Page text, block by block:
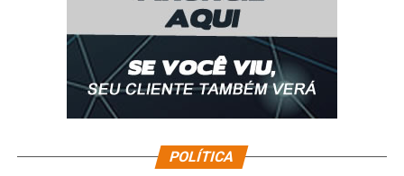
POLÍTICA